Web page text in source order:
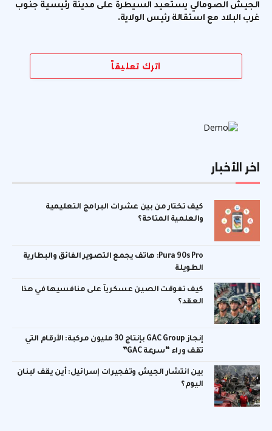
الجيش الصومالي يستعيد السيطرة على مدينة رئيسية جنوب
غرب البلاد مع استقالة رئيس الولاية.
اترك تعليقاً
اخر الأخبار
كيف تختار من بين عشرات البرامج التعليمية
والعلمية المتاحة؟
Pura 90s Pro: هاتف يجمع التصوير الفائق والبطارية
الطويلة
كيف تفوقت الصين عسكرياً على منافسيها في هذا
العقد؟
إنجاز GAC Group بإنتاج 30 مليون مركبة: الأرقام التي
تقف وراء “سرعة GAC”
بين انتشار الجيش وتفجيرات إسرائيل: أين يقف لبنان
اليوم؟